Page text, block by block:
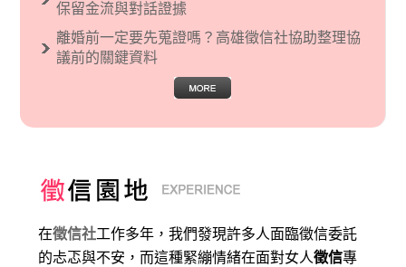
保留金流與對話證據
離婚前一定要先蒐證嗎？高雄徵信社協助整理協
議前的關鍵資料
在徵信社工作多年，我們發現許多人面臨徵信委託
的忐忑與不安，而這種緊繃情緒在面對女人徵信專